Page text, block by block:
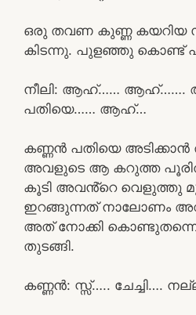
ഒരു തവണ കുണ്ണ
കിടന്നു. പുളഞ്ഞു കൊണ്ട്
നീലി: ആഹ്…… ആഹ്…….
പതിയെ…… ആഹ്…
കണ്ണൻ പതിയെ അടിക്കാൻ
അവളുടെ ആ കറുത്ത
കൂടി അവൻ്റെ വെളുത്തു
ഇറങ്ങുന്നത് നാലോണം
അത് നോക്കി കൊണ്ടുതന്നെ
തുടങ്ങി.
കണ്ണൻ: സ്സ്‌….. ചേച്ചി….